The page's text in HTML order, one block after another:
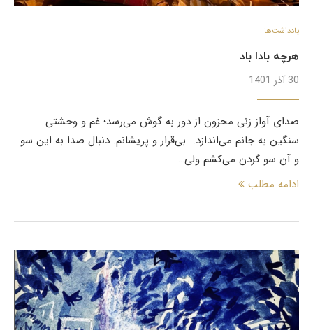
یادداشت‌ها
هرچه بادا باد
30 آذر 1401
صدای آواز زنی محزون از دور به گوش می‌رسد؛ غم و وحشتی
سنگین به جانم ‌می‌اندازد. بی‌قرار و پریشانم. دنبال صدا به این سو
و آن سو گردن می‌کشم ولی…
ادامه مطلب